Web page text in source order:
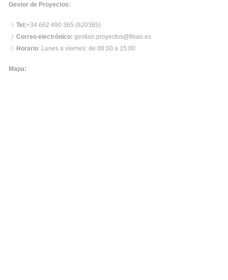
Gestor de Proyectos:
Tel:+34 662 490 365 (620365)
Correo electrónico: gestion.proyectos@fibao.es
Horario: Lunes a viernes: de 08:00 a 15:00
Mapa: